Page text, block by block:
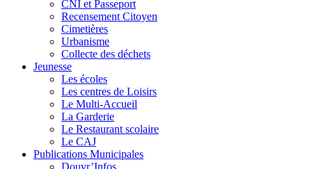
CNI et Passeport
Recensement Citoyen
Cimetières
Urbanisme
Collecte des déchets
Jeunesse
Les écoles
Les centres de Loisirs
Le Multi-Accueil
La Garderie
Le Restaurant scolaire
Le CAJ
Publications Municipales